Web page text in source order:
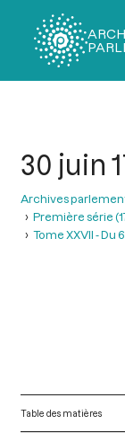
30 juin
Archives
Première série
Tome XXVII - Du
Table des matières